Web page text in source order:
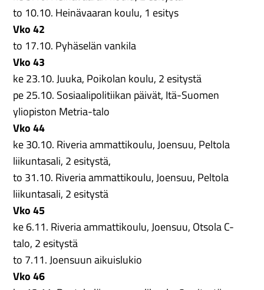
to 10.10. Heinävaaran koulu, 1 esitys
Vko 42
to 17.10. Pyhäselän vankila
Vko 43
ke 23.10. Juuka, Poikolan koulu, 2 esitystä
pe 25.10. Sosiaalipolitiikan päivät, Itä-Suomen
yliopiston Metria-talo
Vko 44
ke 30.10. Riveria ammattikoulu, Joensuu, Peltola
liikuntasali, 2 esitystä,
to 31.10. Riveria ammattikoulu, Joensuu, Peltola
liikuntasali, 2 esitystä
Vko 45
ke 6.11. Riveria ammattikoulu, Joensuu, Otsola C-
talo, 2 esitystä
to 7.11. Joensuun aikuislukio
Vko 46